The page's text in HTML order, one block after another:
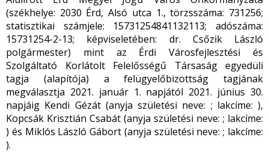
(székhelye: 2030 Érd, Alsó utca 1., törzsszáma: 731256;
statisztikai számjele: 15731254841132113; adószáma:
15731254-2-13; képviseletében: dr. Csőzik László
polgármester) mint az Érdi Városfejlesztési és
Szolgáltató Korlátolt Felelősségű Társaság egyedüli
tagja (alapítója) a felügyelőbizottság tagjának
megválasztja 2021. január 1. napjától 2021. június 30.
napjáig Kendi Gézát (anyja születési neve: ; lakcíme: ),
Kopcsák Krisztián Csabát (anyja születési neve: ; lakcíme:
) és Miklós László Gábort (anyja születési neve: ; lakcíme:
).